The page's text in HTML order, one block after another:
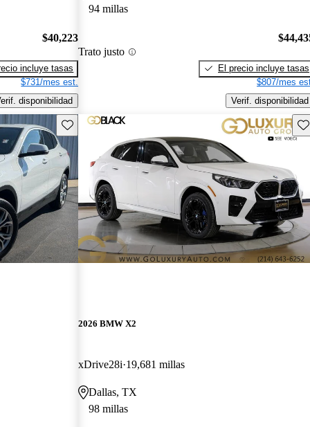
$40,223
incluye tasas
$731/mes est.
disponibilidad
94 millas
Trato justo
El precio incluye tasas
$807/mes
Verif. disponibilidad
Guarda este Aviso
2026 BMW X2
xDrive28i 19,681 millas
Dallas, TX
98 millas